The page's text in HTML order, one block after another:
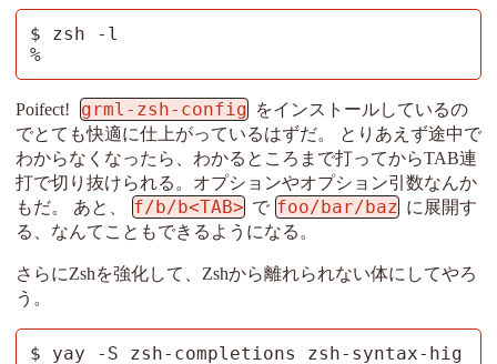
$ zsh -l
%
Poifect! grml-zsh-config をインストールしているの
でとても快適に仕上がっているはずだ。 とりあえず途中で
わからなくなったら、わかるところまで打ってからTAB連
打で切り抜けられる。オプションやオプション引数なんか
もだ。 あと、
f/b/b<TAB> で foo/bar/baz に展開す
る、なんてこともできるようになる。
さらにZshを強化して、Zshから離れられない体にしてやろ
う。
$ yay -S zsh-completions zsh-syntax-hig